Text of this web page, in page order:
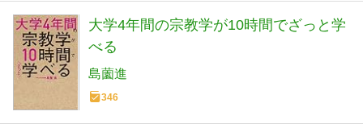
大学4年間の宗教学が10時間でざっと学
べる
島薗進
346